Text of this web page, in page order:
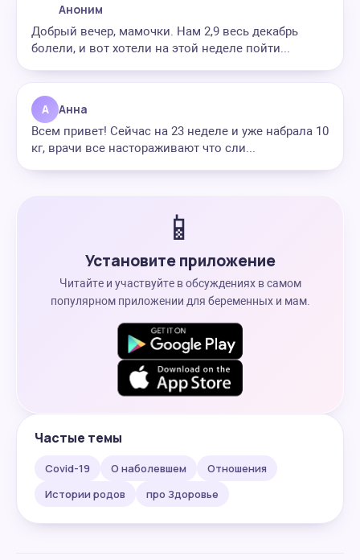
Аноним
Добрый вечер, мамочки. Нам 2,9 весь декабрь
болели, и вот хотели на этой неделе пойти...
А Анна
Всем привет! Сейчас на 23 неделе и уже набрала 10
кг, врачи все настораживают что сли...
📱
Установите приложение
Читайте и участвуйте в обсуждениях в самом
популярном приложении для беременных и мам.
Частые темы
Covid-19 О наболевшем
Отношения
Истории родов
про Здоровье